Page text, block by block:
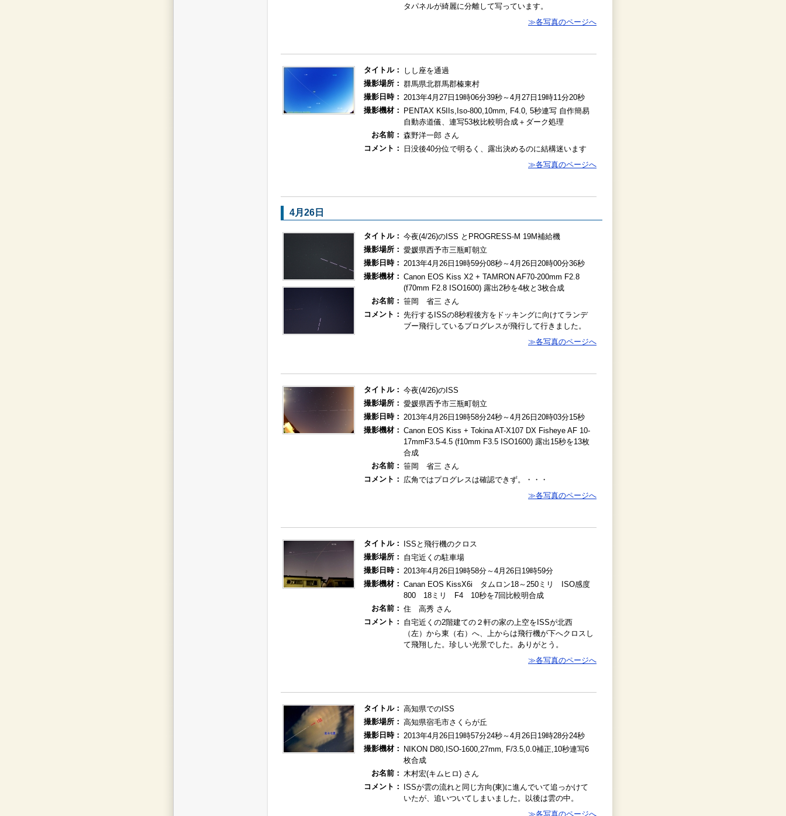
タパネルが綺麗に分離して写っています。
≫各写真のページへ
タイトル：
しし座を通過
撮影場所： 群馬県北群馬郡榛東村
撮影日時： 2013年4月27日19時06分39秒～4月27日19時11分20秒
撮影機材：
PENTAX K5IIs,Iso-800,10mm, F4.0, 5秒連写 自作簡易
自動赤道儀、連写53枚比較明合成＋ダーク処理
お名前： 森野洋一郎 さん
コメント：
日没後40分位で明るく、露出決めるのに結構迷います
≫各写真のページへ
4月26日
タイトル： 今夜(4/26)のISS とPROGRESS-M 19M補給機
撮影場所： 愛媛県西予市三瓶町朝立
撮影日時： 2013年4月26日19時59分08秒～4月26日20時00分36秒
撮影機材： Canon EOS Kiss X2 + TAMRON AF70-200mm F2.8
(f70mm F2.8 ISO1600) 露出2秒を4枚と3枚合成
お名前： 笹岡 省三 さん
コメント： 先行するISSの8秒程後方をドッキングに向けてランデ
ブー飛行しているプログレスが飛行して行きました。
≫各写真のページへ
タイトル： 今夜(4/26)のISS
撮影場所： 愛媛県西予市三瓶町朝立
撮影日時： 2013年4月26日19時58分24秒～4月26日20時03分15秒
撮影機材： Canon EOS Kiss + Tokina AT-X107 DX Fisheye AF 10-
17mmF3.5-4.5 (f10mm F3.5 ISO1600) 露出15秒を13枚
合成
お名前： 笹岡 省三 さん
コメント： 広角ではプログレスは確認できず。・・・
≫各写真のページへ
タイトル：
ISSと飛行機のクロス
撮影場所： 自宅近くの駐車場
撮影日時： 2013年4月26日19時58分～4月26日19時59分
撮影機材： Canan EOS KissX6i タムロン18～250ミリ ISO感度
800 18ミリ F4 10秒を7回比較明合成
お名前： 住 高秀 さん
コメント： 自宅近くの2階建ての２軒の家の上空をISSが北西
（左）から東（右）へ、上からは飛行機が下へクロスし
て飛翔した。珍しい光景でした。ありがとう。
≫各写真のページへ
タイトル： 高知県でのISS
撮影場所： 高知県宿毛市さくらが丘
撮影日時： 2013年4月26日19時57分24秒～4月26日19時28分24秒
撮影機材：
NIKON D80,ISO-1600,27mm, F/3.5,0.0補正,10秒連写6
枚合成
お名前： 木村宏(キムヒロ) さん
コメント：
ISSが雲の流れと同じ方向(東)に進んでいて追っかけて
いたが、追いついてしまいました。以後は雲の中。
≫各写真のページへ